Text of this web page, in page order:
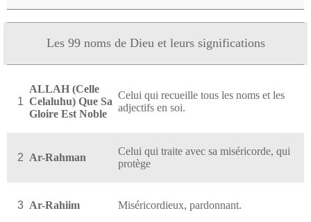
Les 99 noms de Dieu et leurs significations
1
ALLAH (Celle
Celaluhu) Que Sa
Gloire Est Noble
Celui qui recueille tous les noms et les
adjectifs en soi.
2 Ar-Rahman
Celui qui traite avec sa miséricorde, qui
protège
3 Ar-Rahiim Miséricordieux, pardonnant.